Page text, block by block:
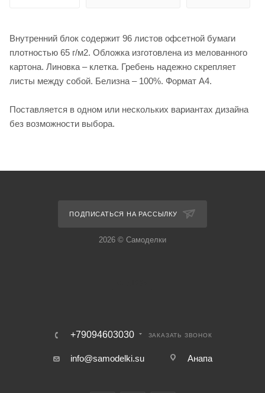
Внутренний блок содержит 96 листов офсетной бумаги
плотностью 65 г/м2. Обложка изготовлена из мелованного
картона. Линовка – клетка. Гребень надежно скрепляет
листы между собой. Белизна – 100%. Формат А4.
Поставляется в одном или нескольких вариантах дизайна
без возможности выбора.
ПОДПИСАТЬСЯ НА РАССЫЛКУ
2026 © Самоделки
+79094603030 ЗАКАЗАТЬ ЗВОНОК
info@samodelki.su Анапа